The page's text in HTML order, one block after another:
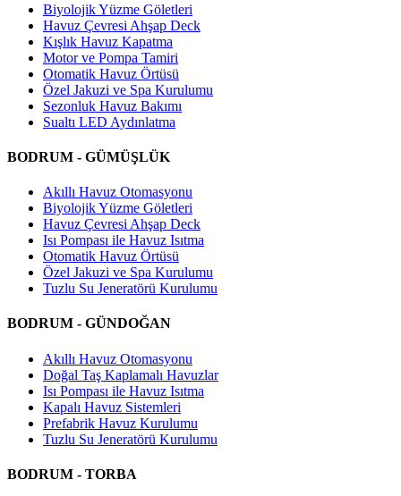
Biyolojik Yüzme Göletleri
Havuz Çevresi Ahşap Deck
Kışlık Havuz Kapatma
Motor ve Pompa Tamiri
Otomatik Havuz Örtüsü
Özel Jakuzi ve Spa Kurulumu
Sezonluk Havuz Bakımı
Sualtı LED Aydınlatma
BODRUM - GÜMÜŞLÜK
Akıllı Havuz Otomasyonu
Biyolojik Yüzme Göletleri
Havuz Çevresi Ahşap Deck
Isı Pompası ile Havuz Isıtma
Otomatik Havuz Örtüsü
Özel Jakuzi ve Spa Kurulumu
Tuzlu Su Jeneratörü Kurulumu
BODRUM - GÜNDOĞAN
Akıllı Havuz Otomasyonu
Doğal Taş Kaplamalı Havuzlar
Isı Pompası ile Havuz Isıtma
Kapalı Havuz Sistemleri
Prefabrik Havuz Kurulumu
Tuzlu Su Jeneratörü Kurulumu
BODRUM - TORBA